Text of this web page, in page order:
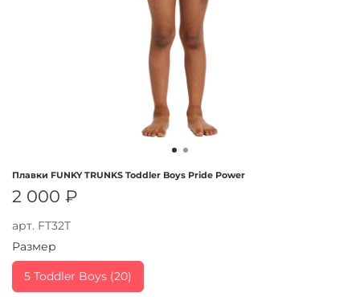
арт. FT32T
Плавки FUNKY TRUNKS Toddler Boys Pride Power
2 000 ₽
Размер
5 Toddler Boys (20)